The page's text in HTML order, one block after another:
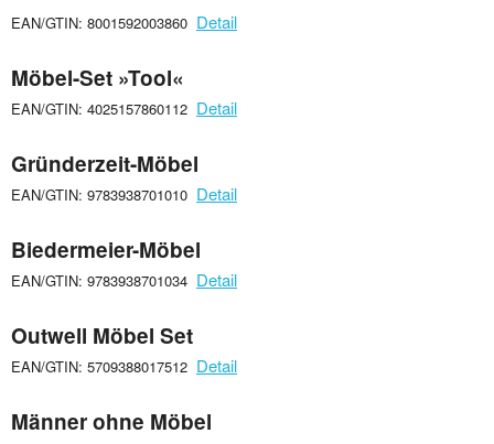
EAN/GTIN: 8001592003860 Detail
Möbel-Set »Tool«
EAN/GTIN: 4025157860112 Detail
Gründerzeit-Möbel
EAN/GTIN: 9783938701010 Detail
Biedermeier-Möbel
EAN/GTIN: 9783938701034 Detail
Outwell Möbel Set
EAN/GTIN: 5709388017512 Detail
Männer ohne Möbel